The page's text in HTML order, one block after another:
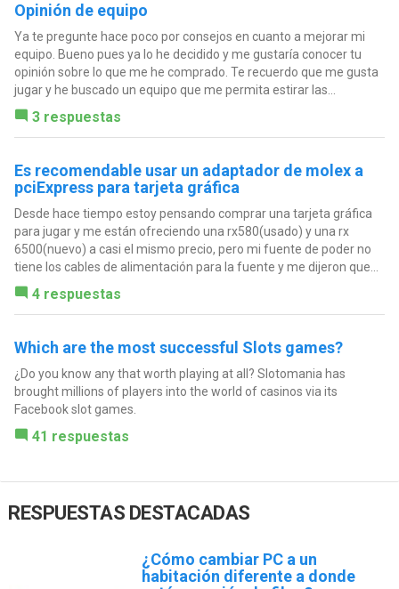
Opinión de equipo
Ya te pregunte hace poco por consejos en cuanto a mejorar mi
equipo. Bueno pues ya lo he decidido y me gustaría conocer tu
opinión sobre lo que me he comprado. Te recuerdo que me gusta
jugar y he buscado un equipo que me permita estirar las...
3 respuestas
Es recomendable usar un adaptador de molex a
pciExpress para tarjeta gráfica
Desde hace tiempo estoy pensando comprar una tarjeta gráfica
para jugar y me están ofreciendo una rx580(usado) y una rx
6500(nuevo) a casi el mismo precio, pero mi fuente de poder no
tiene los cables de alimentación para la fuente y me dijeron que...
4 respuestas
Which are the most successful Slots games?
¿Do you know any that worth playing at all? Slotomania has
brought millions of players into the world of casinos via its
Facebook slot games.
41 respuestas
RESPUESTAS DESTACADAS
¿Cómo cambiar PC a un
habitación diferente a donde